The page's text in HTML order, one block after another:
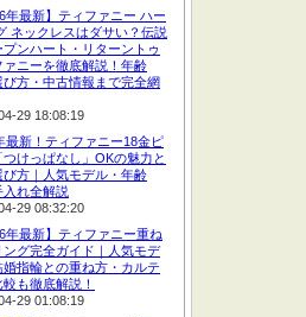
年最新】ティファニー ハー
ネックレスはダサい？伝説
プンハート・リターントゥ
ァニーを徹底解説！年齢
び方・中古情報まで完全網
29 18:08:19
最新！ティファニー18金ピ
つけっぱなし」OKの魅力と
び方｜人気モデル・年齢
入れ全解説
29 08:32:20
年最新】ティファニー重ね
ング完全ガイド｜人気モデ
婚指輪との重ね方・カルテ
較も徹底解説！
29 01:08:19